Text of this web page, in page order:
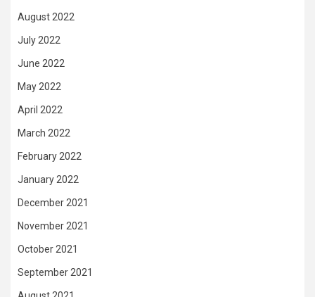
August 2022
July 2022
June 2022
May 2022
April 2022
March 2022
February 2022
January 2022
December 2021
November 2021
October 2021
September 2021